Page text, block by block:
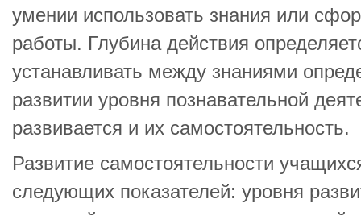
умении использовать знания или
работы. Глубина действия
устанавливать между знаниями
развитии уровня познавательной
развивается и их самостоятельность.
Развитие самостоятельности
следующих показателей: уровня